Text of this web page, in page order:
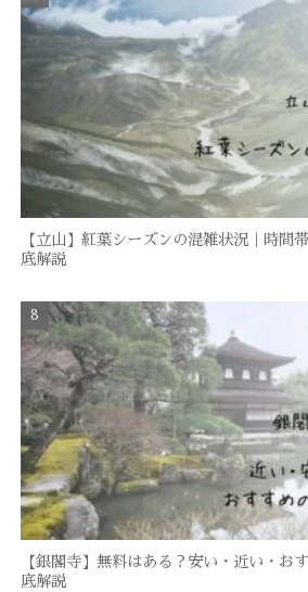
【立山】紅葉シーズンの混雑状況｜時間
底解説
【銀閣寺】無料はある？安い・近い・お
底解説